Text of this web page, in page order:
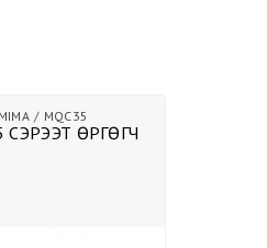
MIMA MQC35
СЭРЭЭТ ӨРГӨГЧ